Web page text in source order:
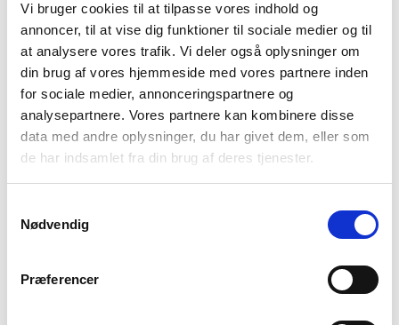
Vi bruger cookies til at tilpasse vores indhold og
annoncer, til at vise dig funktioner til sociale medier og til
at analysere vores trafik. Vi deler også oplysninger om
din brug af vores hjemmeside med vores partnere inden
for sociale medier, annonceringspartnere og
analysepartnere. Vores partnere kan kombinere disse
data med andre oplysninger, du har givet dem, eller som
de har indsamlet fra din brug af deres tjenester.
Nødvendig
Præferencer
I planlægger årets aktiviteter.
Hent kalender
Arbejdsdeling
Se tjekliste